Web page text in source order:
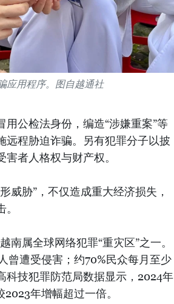
应用程序。图自越通社
公检法身份，编造“涉嫌重案”等
远程胁迫诈骗。另有犯罪分子以披
者人格权与财产权。
威胁”，不仅造成重大经济损失，
属全球网络犯罪“重灾区”之一。
曾遭受侵害；约70%民众每月至少
科技犯罪防范局数据显示，2024年
年增幅超过一倍。